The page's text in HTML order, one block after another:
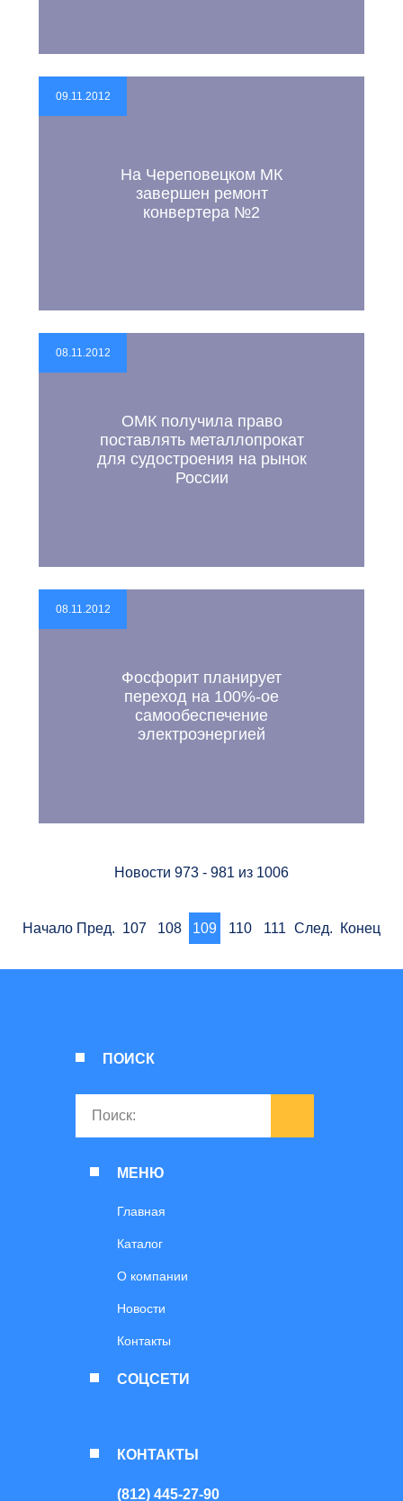
09.11.2012
На Череповецком МК
завершен ремонт
конвертера №2
08.11.2012
ОМК получила право
поставлять металлопрокат
для судостроения на рынок
России
08.11.2012
Фосфорит планирует
переход на 100%-ое
самообеспечение
электроэнергией
Новости 973 - 981 из 1006
Начало Пред. 107 108 109 110 111 След. Конец
ПОИСК
МЕНЮ
Главная
Каталог
О компании
Новости
Контакты
СОЦСЕТИ
КОНТАКТЫ
(812) 445-27-90